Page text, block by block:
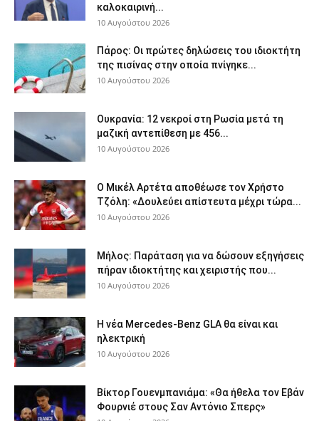
καλοκαιρινή...
10 Αυγούστου 2026
Πάρος: Οι πρώτες δηλώσεις του ιδιοκτήτη
της πισίνας στην οποία πνίγηκε...
10 Αυγούστου 2026
Ουκρανία: 12 νεκροί στη Ρωσία μετά τη
μαζική αντεπίθεση με 456...
10 Αυγούστου 2026
Ο Μικέλ Αρτέτα αποθέωσε τον Χρήστο
Τζόλη: «Δουλεύει απίστευτα μέχρι τώρα...
10 Αυγούστου 2026
Μήλος: Παράταση για να δώσουν εξηγήσεις
πήραν ιδιοκτήτης και χειριστής που...
10 Αυγούστου 2026
Η νέα Mercedes-Benz GLA θα είναι και
ηλεκτρική
10 Αυγούστου 2026
Βίκτορ Γουενμπανιάμα: «Θα ήθελα τον Εβάν
Φουρνιέ στους Σαν Αντόνιο Σπερς»